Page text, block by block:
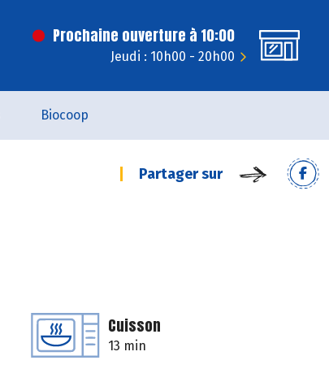
Prochaine ouverture à 10:00
Jeudi : 10h00 - 20h00
Biocoop
Partager sur
Cuisson
13 min